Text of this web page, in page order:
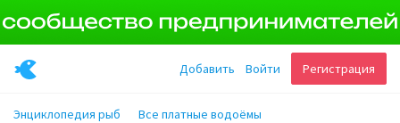
Регистрация
Войти
Добавить
Энциклопедия рыб Все платные водоёмы